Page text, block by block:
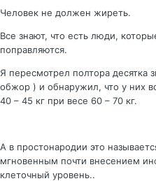
Человек не должен жиреть.
Все знают, что есть люди,
поправляются.
Я пересмотрел полтора десятка
обжор ) и обнаружил, что у них
40 – 45 кг при весе 60 – 70 кг.
А в простонародии это
мгновенным почти внесением
клеточный уровень..